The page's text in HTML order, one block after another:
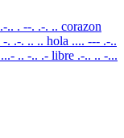
.. . --. .-. .. corazon
-. .-. .. .. hola .... --- .-..
...- .. -.. .- libre .-.. .. -...